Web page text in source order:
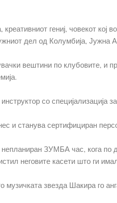
гениј, човекот
дел од Колумбија, Јужна
вештини по клубовите, и
со специјализација
и станува сертифициран
ЗУМБА час, кога по
неговите касети што ги
звезда Шакира го